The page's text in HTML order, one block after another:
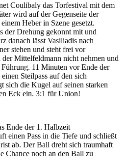
Coulibaly das Torfestival mit dem
wird auf der Gegenseite der
Heber in Szene gesetzt.
der Drehung gekonnt mit und
danach lässt Vasiliadis nach
stehen und steht frei vor
Mittelfeldmann nicht nehmen und
11 Minuten vor Ende der
Steilpass auf den sich
sich die Kugel auf seinen starken
Eck ein. 3:1 für Union!
Ende der 1. Halbzeit
einen Pass in die Tiefe und schließt
ab. Der Ball dreht sich traumhaft
Chance noch an den Ball zu